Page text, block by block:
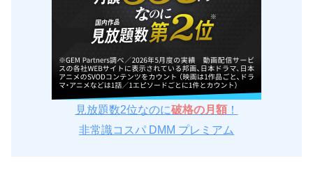
見放題数2位なのに破格の月額 ！
非常識コスパ DMM プレミアム